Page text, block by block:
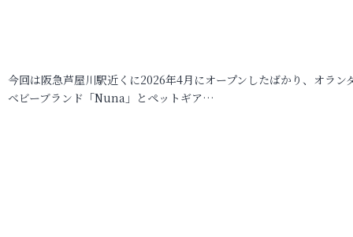
今回は阪急芦屋川駅近くに2026年4月にオープンしたばかり、オラン
ベビーブランド「Nuna」とペットギア…